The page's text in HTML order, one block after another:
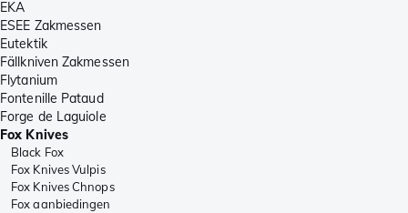
EKA
ESEE Zakmessen
Eutektik
Fällkniven Zakmessen
Flytanium
Fontenille Pataud
Forge de Laguiole
Fox Knives
Black Fox
Fox Knives Vulpis
Fox Knives Chnops
Fox aanbiedingen